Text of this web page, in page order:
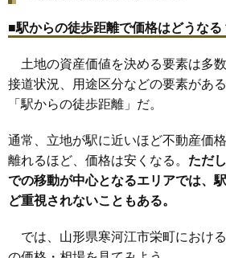
27 島 7.3万円
28 日田 5.0万円
29 中央工業団地 4.8万円
30 八鍬
31 高松 3.7万円
32 白岩 3.0万円
33 日和田 2.7万円
34 慈恩寺 2.1万円
■駅からの徒歩距離で価格はどうなる
土地の資産価値を決める要素は多数
接道状況、用途区分などの要素があ
「駅からの徒歩距離」だ。
通常、立地が駅に近いほど不動産価
離れるほど、価格は安くなる。 ただ
での移動が中心となるエリアでは、
ど重視されないこともある。
では、山形県寒河江市栄町におけ